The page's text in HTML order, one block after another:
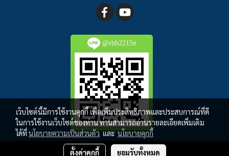
@rbb2215n
Copy right by makewebeasy.com
เว็บไซต์นี้มีการใช้งานคุกกี้ เพื่อเพิ่มประสิทธิภาพและประสบการณ์ที่ดี
ในการใช้งานเว็บไซต์ของท่าน ท่านสามารถอ่านรายละเอียดเพิ่มเติม
ได้ที่นโยบายความเป็นส่วนตัวและนโยบายคุกกี้
ตั้งค่าคุกกี้ ยอมรับทั้งหมด